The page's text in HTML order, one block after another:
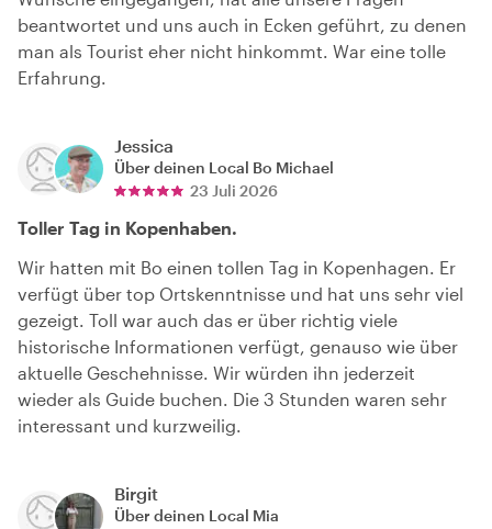
beantwortet und uns auch in Ecken geführt, zu denen
man als Tourist eher nicht hinkommt. War eine tolle
Erfahrung.
Jessica
Über deinen Local Bo Michael
23 Juli 2026
Toller Tag in Kopenhaben.
Wir hatten mit Bo einen tollen Tag in Kopenhagen. Er
verfügt über top Ortskenntnisse und hat uns sehr viel
gezeigt. Toll war auch das er über richtig viele
historische Informationen verfügt, genauso wie über
aktuelle Geschehnisse. Wir würden ihn jederzeit
wieder als Guide buchen. Die 3 Stunden waren sehr
interessant und kurzweilig.
Birgit
Über deinen Local Mia